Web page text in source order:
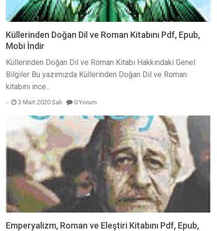
Küllerinden Doğan Dil ve Roman Kitabını Pdf, Epub,
Mobi İndir
Küllerinden Doğan Dil ve Roman Kitabı Hakkındaki Genel
Bilgiler Bu yazımızda Küllerinden Doğan Dil ve Roman
kitabını ince...
3 Mart 2020 Salı 0 Yorum
Emperyalizm, Roman ve Eleştiri Kitabını Pdf, Epub,